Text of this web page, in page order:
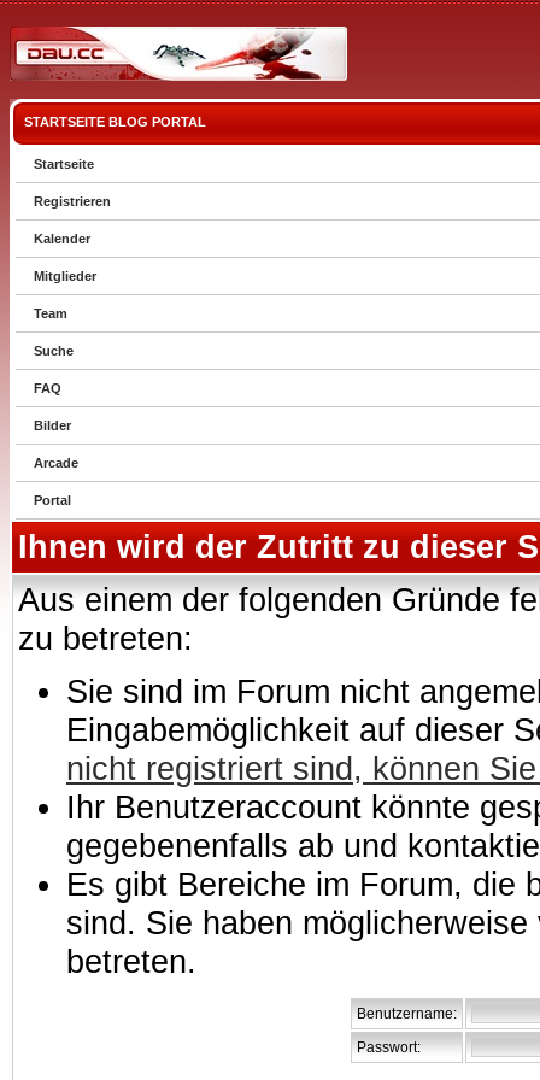
STARTSEITE BLOG PORTAL
Startseite
Registrieren
Kalender
Mitglieder
Team
Suche
FAQ
Bilder
Arcade
Portal
Ihnen wird der Zutritt zu dieser
Aus einem der folgenden Gründe
zu betreten:
Sie sind im Forum nicht
Eingabemöglichkeit auf dieser
nicht registriert sind, können
Ihr Benutzeraccount könnte
gegebenenfalls ab und
Es gibt Bereiche im Forum, die
sind. Sie haben
betreten.
Benutzername:
Passwort: